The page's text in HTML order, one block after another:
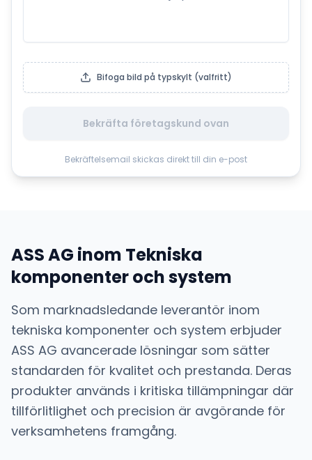
Bifoga bild på typskylt (valfritt)
Bekräfta företagskund ovan
Bekräftelsemail skickas direkt till din e-post
ASS AG inom Tekniska
komponenter och system
Som marknadsledande leverantör inom
tekniska komponenter och system erbjuder
ASS AG avancerade lösningar som sätter
standarden för kvalitet och prestanda. Deras
produkter används i kritiska tillämpningar där
tillförlitlighet och precision är avgörande för
verksamhetens framgång.